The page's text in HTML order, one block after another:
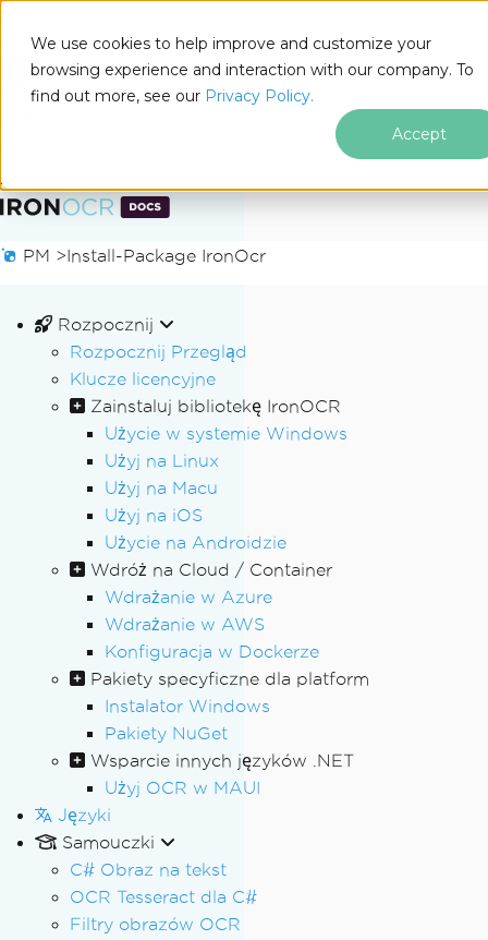
We use cookies to help improve and customize your
browsing experience and interaction with our company. To
find out more, see our Privacy Policy.
Accept
Przejdź do treści stopki
Docs
PM >Install-Package IronOcr
Rozpocznij
Rozpocznij Przegląd
Klucze licencyjne
Zainstaluj bibliotekę IronOCR
Użycie w systemie Windows
Użyj na Linux
Użyj na Macu
Użyj na iOS
Użycie na Androidzie
Wdróż na Cloud / Container
Wdrażanie w Azure
Wdrażanie w AWS
Konfiguracja w Dockerze
Pakiety specyficzne dla platform
Instalator Windows
Pakiety NuGet
Wsparcie innych języków .NET
Użyj OCR w MAUI
Języki
Samouczki
C# Obraz na tekst
OCR Tesseract dla C#
Filtry obrazów OCR